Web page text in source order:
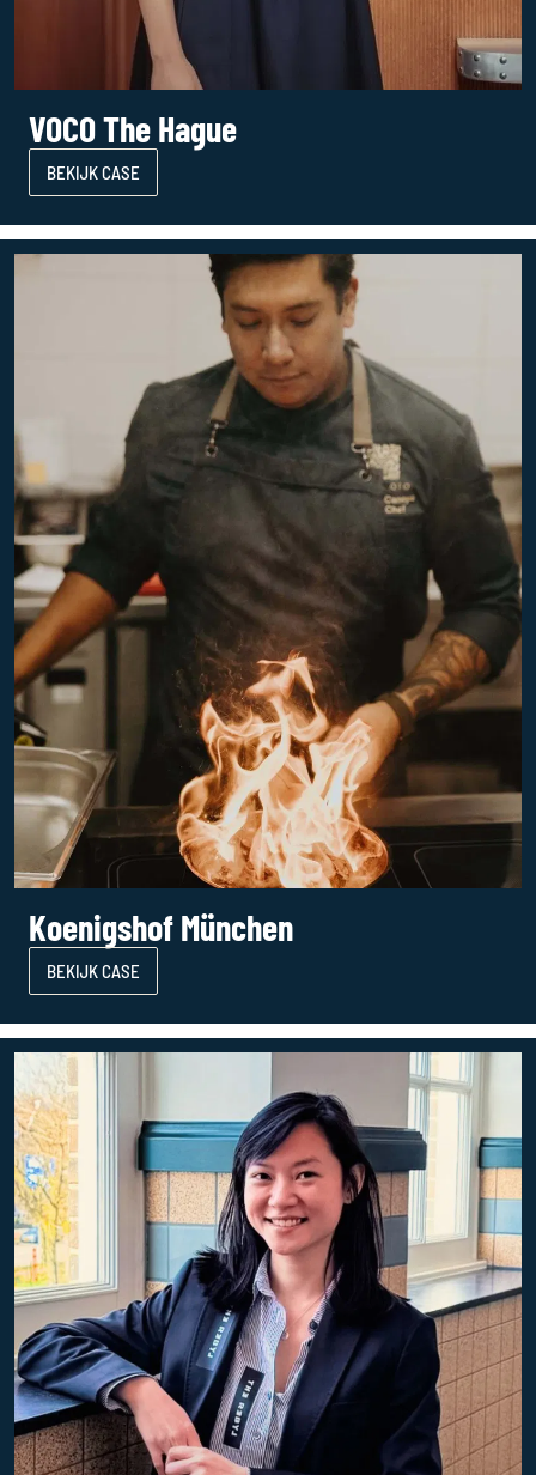
VOCO The Hague
BEKIJK CASE
Koenigshof München
BEKIJK CASE